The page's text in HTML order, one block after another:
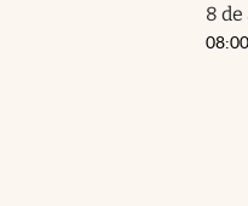
8 de
08:00